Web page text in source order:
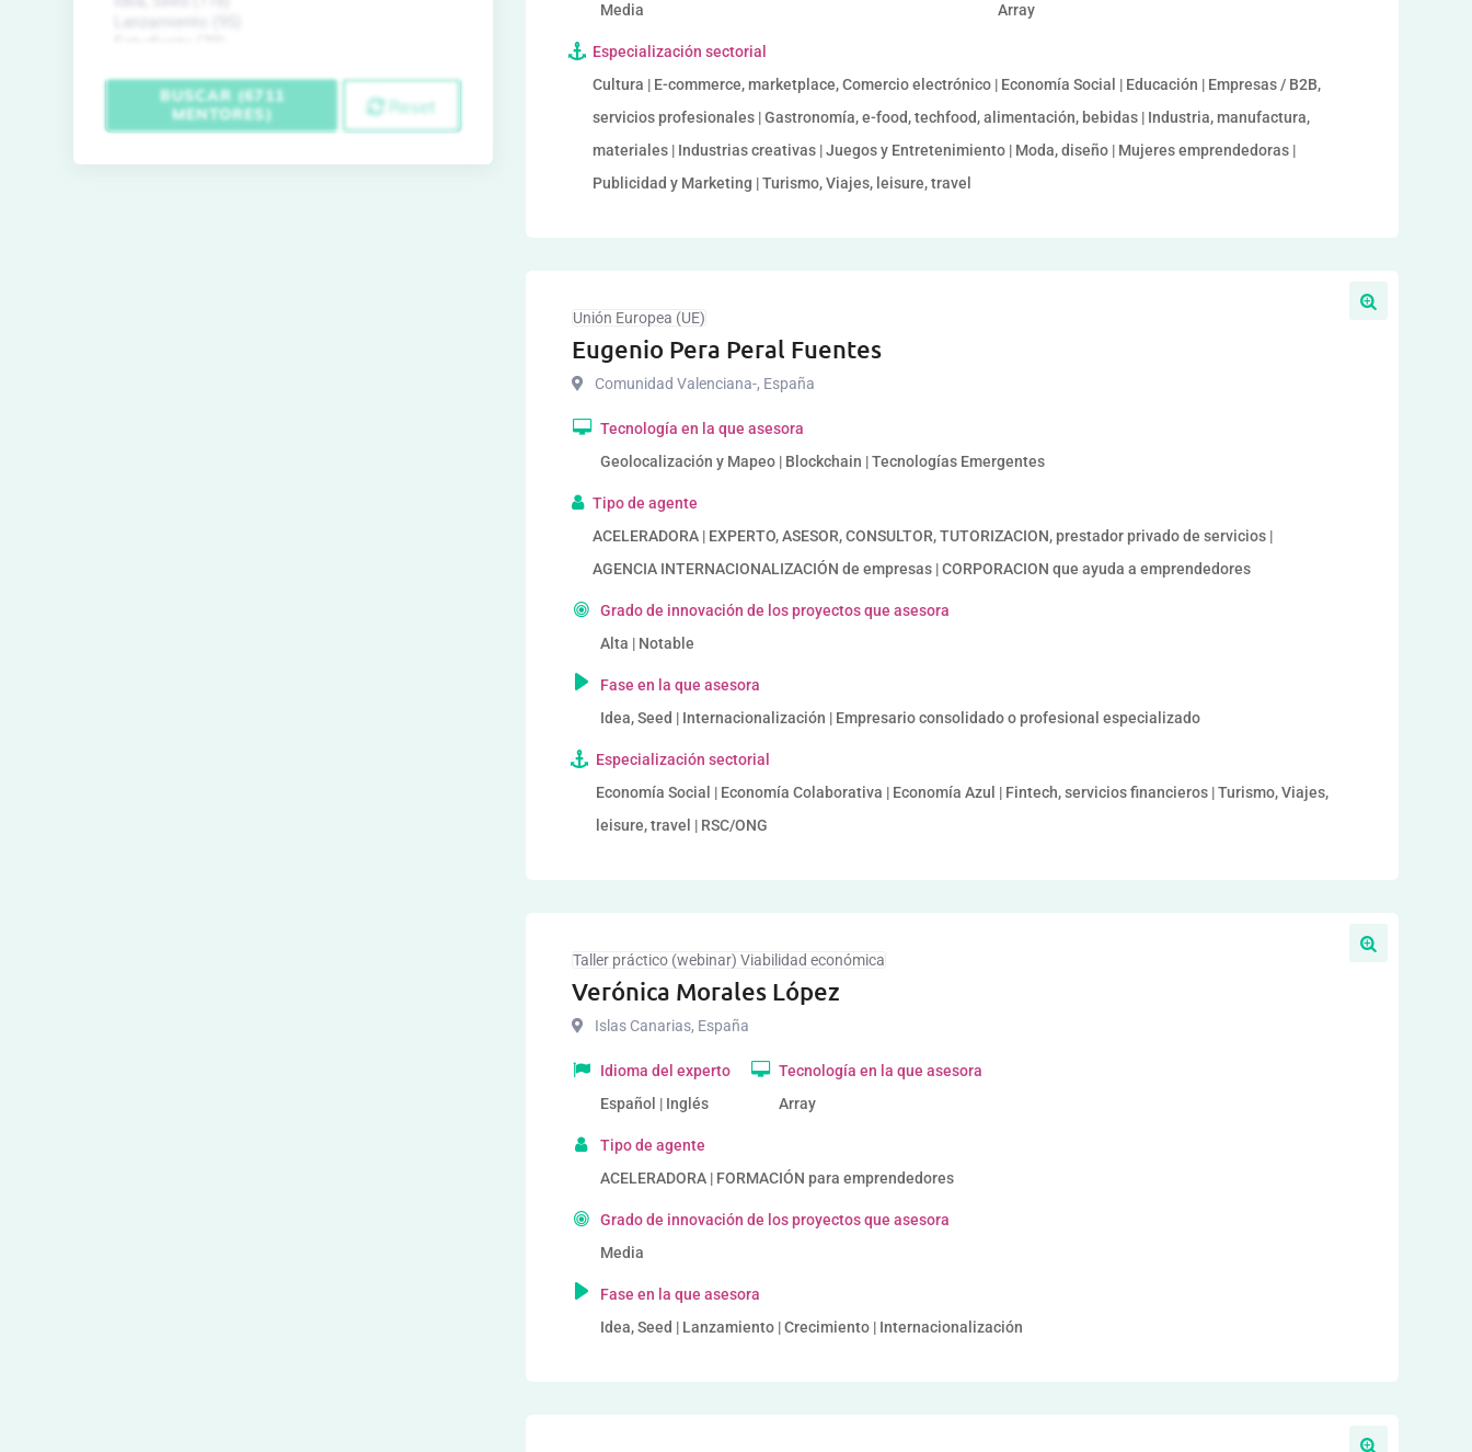
Media
Array
Especialización sectorial
Cultura | E-commerce, marketplace, Comercio electrónico | Economía Social | Educación | Empresas / B2B,
servicios profesionales | Gastronomía, e-food, techfood, alimentación, bebidas | Industria, manufactura,
materiales | Industrias creativas | Juegos y Entretenimiento | Moda, diseño | Mujeres emprendedoras |
Publicidad y Marketing | Turismo, Viajes, leisure, travel
Unión Europea (UE)
Eugenio Pera Peral Fuentes
Comunidad Valenciana-, España
Tecnología en la que asesora
Geolocalización y Mapeo | Blockchain | Tecnologías Emergentes
Tipo de agente
ACELERADORA | EXPERTO, ASESOR, CONSULTOR, TUTORIZACION, prestador privado de servicios |
AGENCIA INTERNACIONALIZACIÓN de empresas | CORPORACION que ayuda a emprendedores
Grado de innovación de los proyectos que asesora
Alta | Notable
Fase en la que asesora
Idea, Seed | Internacionalización | Empresario consolidado o profesional especializado
Especialización sectorial
Economía Social | Economía Colaborativa | Economía Azul | Fintech, servicios financieros | Turismo, Viajes,
leisure, travel | RSC/ONG
Taller práctico (webinar) Viabilidad económica
Verónica Morales López
Islas Canarias, España
Idioma del experto
Español | Inglés
Tecnología en la que asesora
Array
Tipo de agente
ACELERADORA | FORMACIÓN para emprendedores
Grado de innovación de los proyectos que asesora
Media
Fase en la que asesora
Idea, Seed | Lanzamiento | Crecimiento | Internacionalización
BUSCAR (6711
MENTORES)
Reset